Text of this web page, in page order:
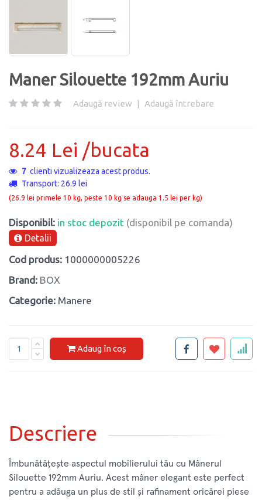
Maner Silouette 192mm Auriu
Adaugă review | Adaugă întrebare
8.24 Lei /bucata
7 clienti vizualizeaza acest produs.
Transport: 26.9 lei
(26.9 lei primele 10 kg, peste 10 kg se adauga 1.5 lei per kg)
Disponibil: in stoc depozit (disponibil pe comanda)
Detalii
Cod produs: 1000000005226
Brand: BOX
Categorie: Manere
Adaug în coș
Descriere
Îmbunătățește aspectul mobilierului tău cu Mânerul
Silouette 192mm Auriu. Acest mâner elegant este perfect
pentru a adăuga un plus de stil și rafinament oricărei piese